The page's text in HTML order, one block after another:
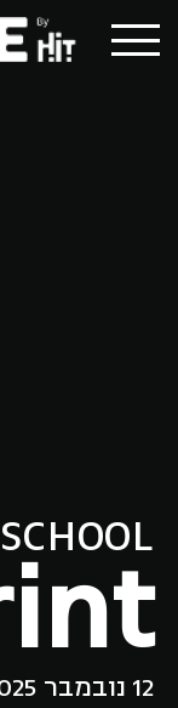
12 נובמבר 2025